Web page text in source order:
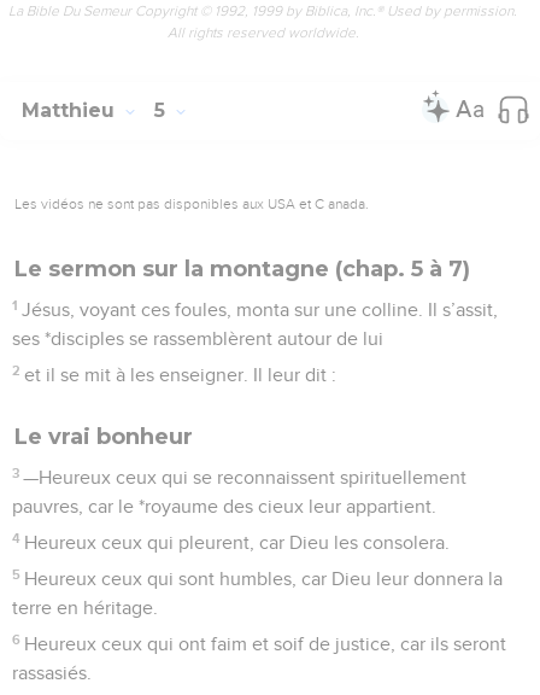
La Bible Du Semeur Copyright © 1992, 1999 by Biblica, Inc.® Used by permission.
All rights reserved worldwide.
Matthieu 5
Les vidéos ne sont pas disponibles aux USA et C anada.
Le sermon sur la montagne (chap. 5 à 7)
1 Jésus, voyant ces foules, monta sur une colline. Il s’assit,
ses *disciples se rassemblèrent autour de lui
2 et il se mit à les enseigner. Il leur dit :
Le vrai bonheur
3 —Heureux ceux qui se reconnaissent spirituellement
pauvres, car le *royaume des cieux leur appartient.
4 Heureux ceux qui pleurent, car Dieu les consolera.
5 Heureux ceux qui sont humbles, car Dieu leur donnera la
terre en héritage.
6 Heureux ceux qui ont faim et soif de justice, car ils seront
rassasiés.